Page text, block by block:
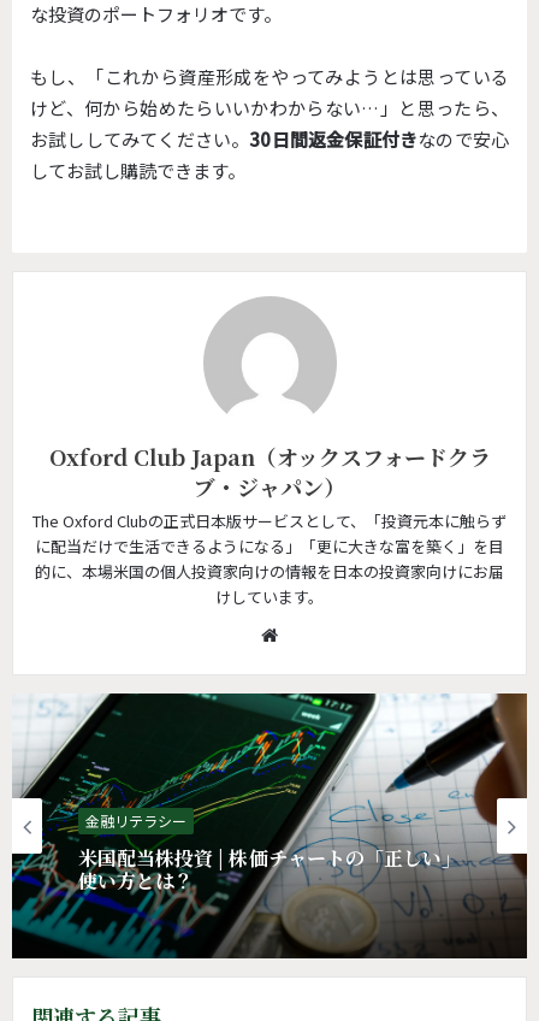
な投資のポートフォリオです。
もし、「これから資産形成をやってみようとは思っている
けど、何から始めたらいいかわからない…」と思ったら、
お試ししてみてください。 30日間返金保証付きなので安心
してお試し購読できます。
Oxford Club Japan（オックスフォードクラ
ブ・ジャパン）
The Oxford Clubの正式日本版サービスとして、「投資元本に触らず
に配当だけで生活できるようになる」「更に大きな富を築く」を目
的に、本場米国の個人投資家向けの情報を日本の投資家向けにお届
けしています。
W
b
s
i
t
金融リテラシー
米国配当株投資 | 株価チャートの「正しい」
使い方とは？
金融リテラシー
米国配当株投資 | 10年前の選択の「間違
い」